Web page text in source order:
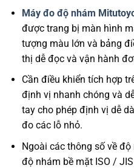
Máy đo độ nhám
được trang bị màn hình
tượng màu lớn và bảng
thị dễ đọc và vận hành
Cần điều khiển tích hợp
định vị nhanh chóng và
tay cho phép định vị dễ
đo các lỗ nhỏ.
Ngoài các thông số về
độ nhám bề mặt ISO /